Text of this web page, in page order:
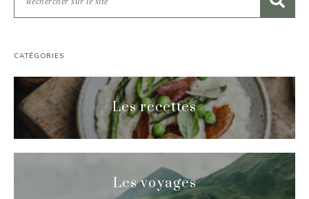
CATÉGORIES
Les recettes
Les voyages